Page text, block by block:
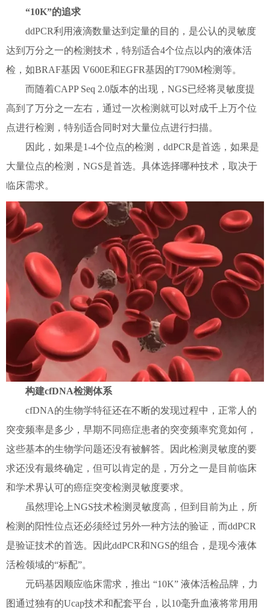
“10K”的追求
ddPCR利用液滴数量达到定量的目的，是公认的灵敏度
达到万分之一的检测技术，特别适合4个位点以内的液体活
检，如BRAF基因 V600E和EGFR基因的T790M检测等。
而随着CAPP Seq 2.0版本的出现，NGS已经将灵敏度提
高到了万分之一左右，通过一次检测就可以对成千上万个位
点进行检测，特别适合同时对大量位点进行扫描。
因此，如果是1-4个位点的检测，ddPCR是首选，如果是
大量位点的检测，NGS是首选。具体选择哪种技术，取决于
临床需求。
构建cfDNA检测体系
cfDNA的生物学特征还在不断的发现过程中，正常人的
突变频率是多少，早期不同癌症患者的突变频率究竟如何，
这些基本的生物学问题还没有被解答。因此检测灵敏度的要
求还没有最终确定，但可以肯定的是，万分之一是目前临床
和学术界认可的癌症突变检测灵敏度要求。
虽然理论上NGS技术检测灵敏度高，但到目前为止，所
检测的阳性位点还必须经过另外一种方法的验证，而ddPCR
是验证技术的首选。因此ddPCR和NGS的组合，是现今液体
活检领域的“标配”。
元码基因顺应临床需求，推出 “10K” 液体活检品牌，力
图通过独有的Ucap技术和配套平台，以10毫升血液将常用用